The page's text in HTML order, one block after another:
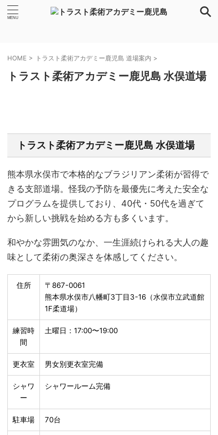
HOME > トラスト柔術アカデミー鹿児島 道場案内 >
トラスト柔術アカデミー鹿児島 水俣道場
トラスト柔術アカデミー鹿児島 水俣道場
熊本県水俣市で本格的なブラジリアン柔術が習得で
きる支部道場。怪我の予防を最優先に考えた安全な
プログラムを提供しており、40代・50代を過ぎて
から新しい挑戦を始める方も多くいます。
和やかな雰囲気のなか、一生涯続けられる大人の趣
味として柔術の奥深さを体感してください。
住所
〒867-0061
熊本県水俣市八幡町3丁目3-16（水俣市立武道館
1F柔道場）
練習時
間
土曜日：17:00〜19:00
更衣室 男女別更衣室完備
シャワ
ー
シャワールーム完備
駐車場 70台